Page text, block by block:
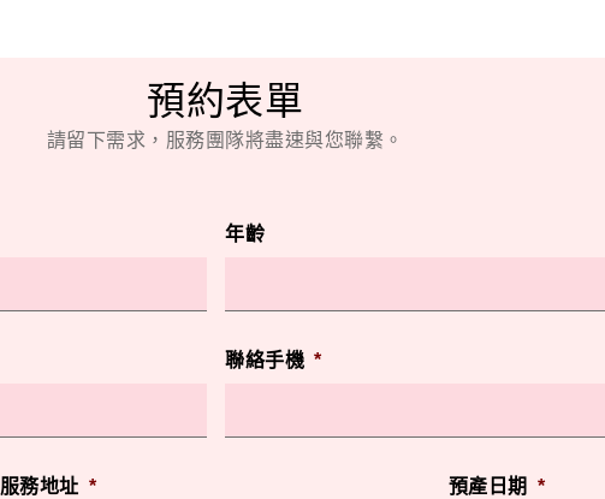
預約表單
請留下需求，服務團隊將盡速與您聯繫。
年齡
聯絡手機 *
服務地址 * 預產日期 *